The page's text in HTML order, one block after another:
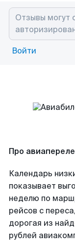
Войти
Про
Календарь
показывает
неделю по
рейсов с
дорогая из
рублей